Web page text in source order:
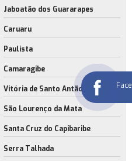
Jaboatão dos Guararapes
Caruaru
Paulista
Camaragibe
Vitória de Santo Antão
São Lourenço da Mata
Santa Cruz do Capibaribe
Serra Talhada